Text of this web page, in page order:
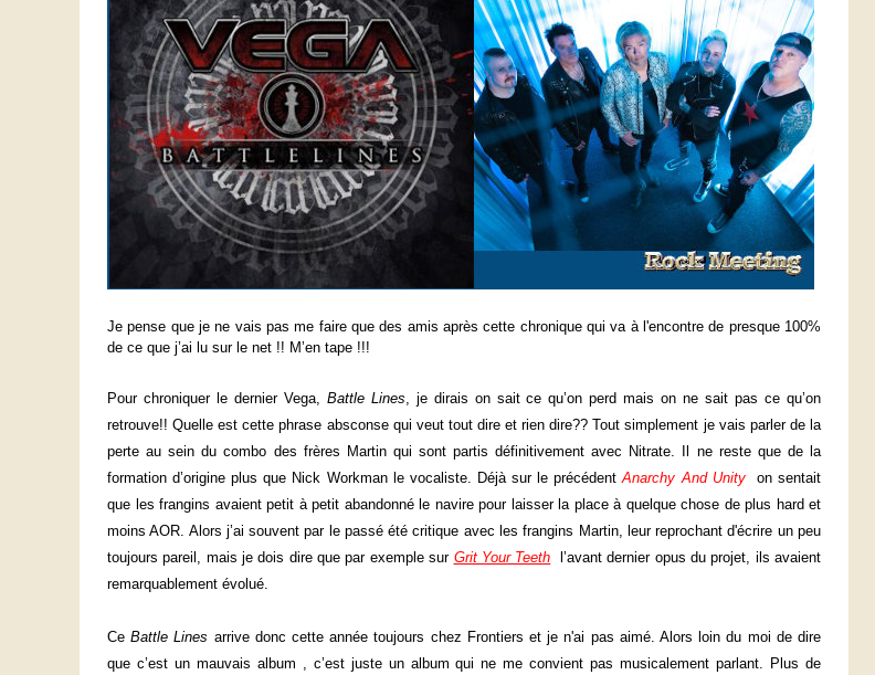
Je pense que je ne vais pas me faire que des amis après cette chronique qui va à l'encontre de presque 100%
de ce que j’ai lu sur le net !! M’en tape !!!
Pour chroniquer le dernier Vega, Battle Lines, je dirais on sait ce qu’on perd mais on ne sait pas ce qu’on
retrouve!! Quelle est cette phrase absconse qui veut tout dire et rien dire?? Tout simplement je vais parler de la
perte au sein du combo des frères Martin qui sont partis définitivement avec Nitrate. Il ne reste que de la
formation d’origine plus que Nick Workman le vocaliste. Déjà sur le précédent Anarchy And Unityon sentait
que les frangins avaient petit à petit abandonné le navire pour laisser la place à quelque chose de plus hard et
moins AOR. Alors j’ai souvent par le passé été critique avec les frangins Martin, leur reprochant d'écrire un peu
toujours pareil, mais je dois dire que par exemple sur Grit Your Teeth l’avant dernier opus du projet, ils avaient
remarquablement évolué.
Ce Battle Lines arrive donc cette année toujours chez Frontiers et je n'ai pas aimé. Alors loin du moi de dire
que c’est un mauvais album , c’est juste un album qui ne me convient pas musicalement parlant. Plus de